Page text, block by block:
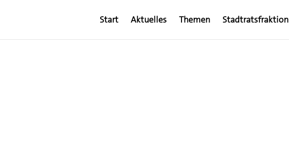
Start Aktuelles Themen Stadtratsfraktion